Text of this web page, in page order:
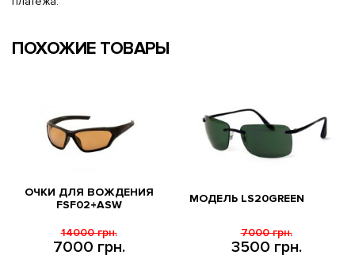
ПОХОЖИЕ ТОВАРЫ
ОЧКИ ДЛЯ ВОЖДЕНИЯ
FSF02+ASW
7000 грн.
14000 грн.
МОДЕЛЬ LS20GREEN
3500 грн.
7000 грн.